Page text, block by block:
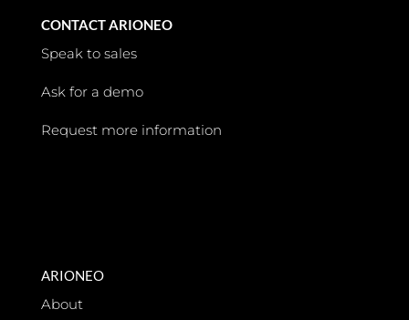
CONTACT ARIONEO
Speak to sales
Ask for a demo
Request more information
ARIONEO
About